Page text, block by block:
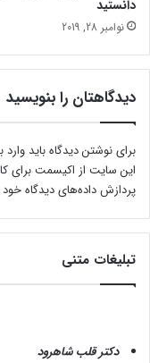
ﺎ
ز
ر
و
ر
ق
دانستید
نوامبر 28, 2019
دیدگاهتان را بنویسید
برای نوشتن دیدگاه باید وارد
این سایت از اکیسمت برای
پردازش داده‌های دیدگاه خود
تبلیغات متنی
دکتر قلب شاهرود